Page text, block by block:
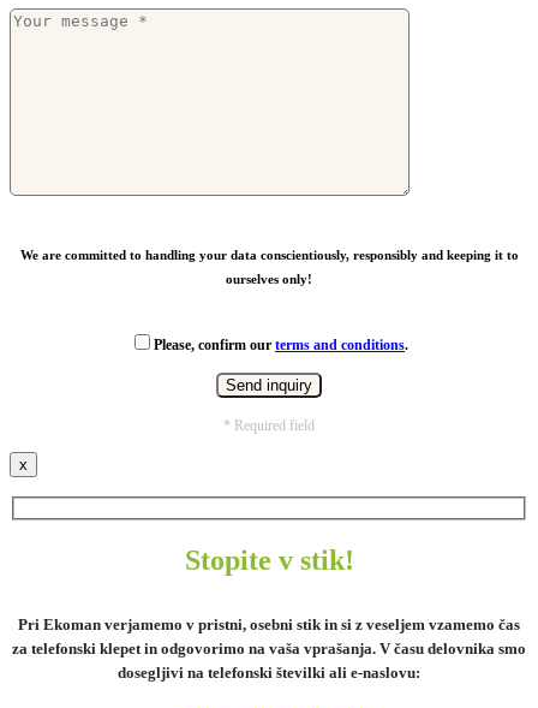
We are committed to handling your data conscientiously, responsibly and keeping it to
ourselves only!
Please, confirm our terms and conditions.
* Required field
x
Stopite v stik!
Pri Ekoman verjamemo v pristni, osebni stik in si z veseljem vzamemo čas
za telefonski klepet in odgovorimo na vaša vprašanja. V času delovnika smo
dosegljivi na telefonski številki ali e-naslovu: